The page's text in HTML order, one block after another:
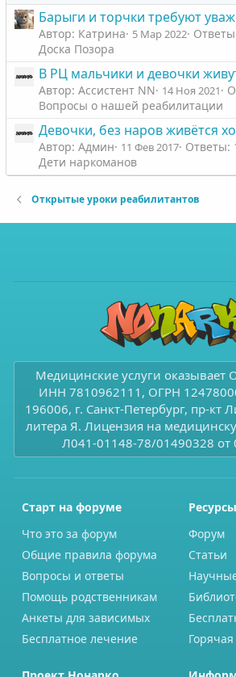
Барыги и торчки требуют
Автор: Катрина 5 Мар 2022
Доска Позора
В РЦ мальчики и девочки
Автор: Ассистент NN 14 Ноя 2021
Вопросы о нашей реабилитации
Девочки, без наров живётся
Автор: Админ 11 Фев 2017 Ответы:
Дети наркоманов
Открытые уроки реабилитантов
Медицинские услуги
ИНН 7810962111, ОГРН
196006, г. Санкт-Петербург, пр-кт
литера Я. Лицензия на
Л041-01148-78/01490328 от
Старт на форуме
Что это за форум
Общие правила форума
Вопросы и ответы
Помощь родственникам
Анкеты для зависимых
Бесплатное лечение
Ресурсы
Форум
Статьи